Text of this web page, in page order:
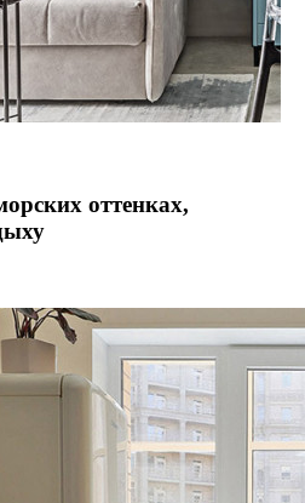
оттенках,